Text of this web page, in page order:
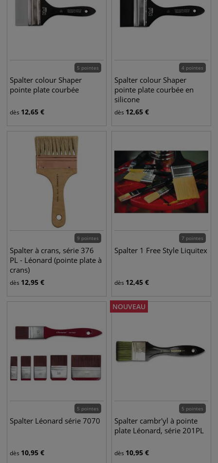
5 pointes
Spalter colour Shaper
pointe plate courbée
dès 12,65 €
4 pointes
Spalter colour Shaper
pointe plate courbée en
silicone
dès 12,65 €
9 pointes
Spalter à crans, série 376
PL - Léonard (pointe plate à
crans)
dès 12,95 €
7 pointes
Spalter 1 Free Style Liquitex
dès 12,45 €
5 pointes
Spalter Léonard série 7070
dès 10,95 €
NOUVEAU
5 pointes
Spalter cambr'yl à pointe
plate Léonard, série 201PL
dès 10,95 €